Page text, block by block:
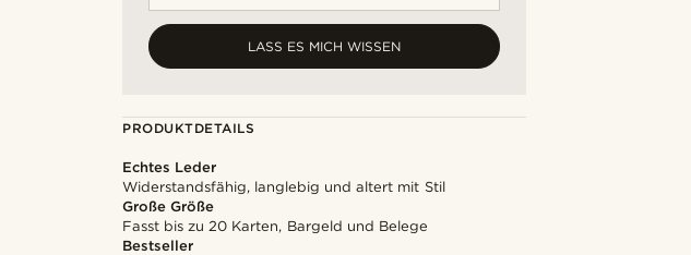
LASS ES MICH WISSEN
PRODUKTDETAILS
Echtes Leder
Widerstandsfähig, langlebig und altert mit Stil
Große Größe
Fasst bis zu 20 Karten, Bargeld und Belege
Bestseller